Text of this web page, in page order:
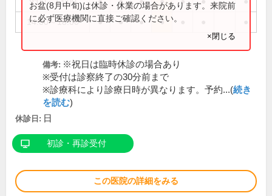
14:00～18:00 ● ● ● ●
お盆(8月中旬)は休診・休業の場合があります。来院前
に必ず医療機関に直接ご確認ください。
×閉じる
備考: ※祝日は臨時休診の場合あり
※受付は診察終了の30分前まで
※診療科により診療日時が異なります。予約...(続き
を読む)
休診日: 日
初診・再診受付
この医院の詳細をみる